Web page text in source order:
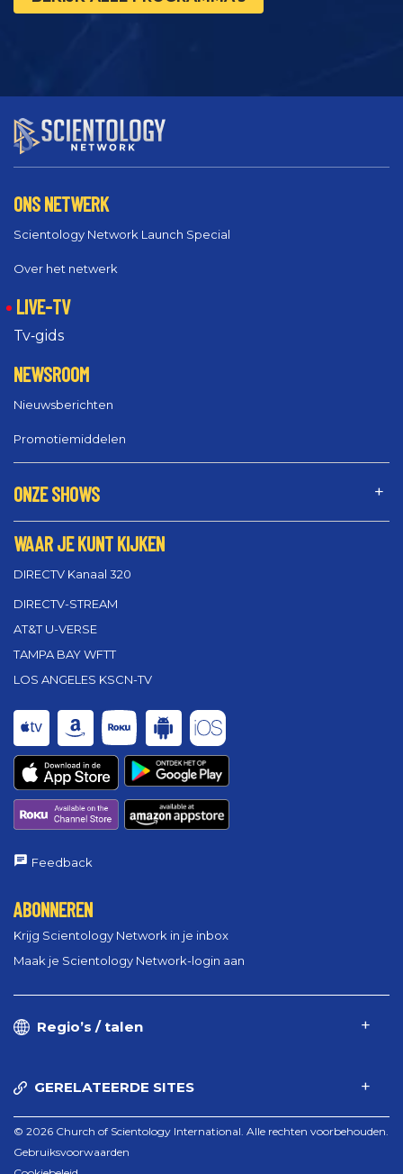
ONS NETWERK
Scientology Network Launch Special
Over het netwerk
LIVE-TV
Tv‑gids
NEWSROOM
Nieuwsberichten
Promotiemiddelen
ONZE SHOWS
WAAR JE KUNT KIJKEN
DIRECTV Kanaal 320
DIRECTV-STREAM
AT&T U-VERSE
TAMPA BAY WFTT
LOS ANGELES KSCN-TV
Feedback
ABONNEREN
Krijg Scientology Network in je inbox
Maak je Scientology Network-login aan
Regio’s / talen
GERELATEERDE SITES
© 2026 Church of Scientology International. Alle rechten voorbehouden.
Gebruiksvoorwaarden